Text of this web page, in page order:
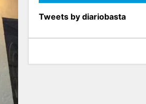
Tweets by diariobasta